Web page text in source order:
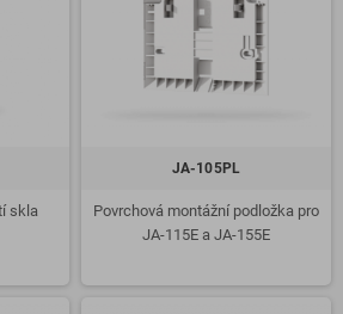
skla
JA-105PL
Povrchová montážní podložka pro
JA-115E a JA-155E